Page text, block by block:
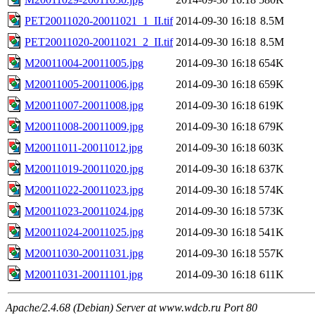
PET20011020-20011021_1_II.tif 2014-09-30 16:18 8.5M
PET20011020-20011021_2_II.tif 2014-09-30 16:18 8.5M
M20011004-20011005.jpg
2014-09-30 16:18 654K
M20011005-20011006.jpg
2014-09-30 16:18 659K
M20011007-20011008.jpg
2014-09-30 16:18 619K
M20011008-20011009.jpg
2014-09-30 16:18 679K
M20011011-20011012.jpg
2014-09-30 16:18 603K
M20011019-20011020.jpg
2014-09-30 16:18 637K
M20011022-20011023.jpg
2014-09-30 16:18 574K
M20011023-20011024.jpg
2014-09-30 16:18 573K
M20011024-20011025.jpg
2014-09-30 16:18 541K
M20011030-20011031.jpg
2014-09-30 16:18 557K
M20011031-20011101.jpg
2014-09-30 16:18 611K
Apache/2.4.68 (Debian) Server at www.wdcb.ru Port 80